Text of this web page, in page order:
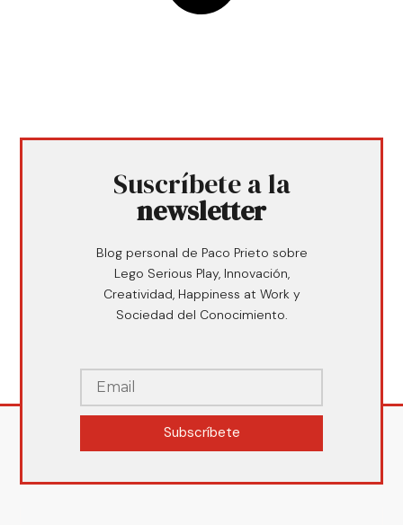
Suscríbete a la
newsletter
Blog personal de Paco Prieto sobre
Lego Serious Play, Innovación,
Creatividad, Happiness at Work y
Sociedad del Conocimiento.
Subscríbete